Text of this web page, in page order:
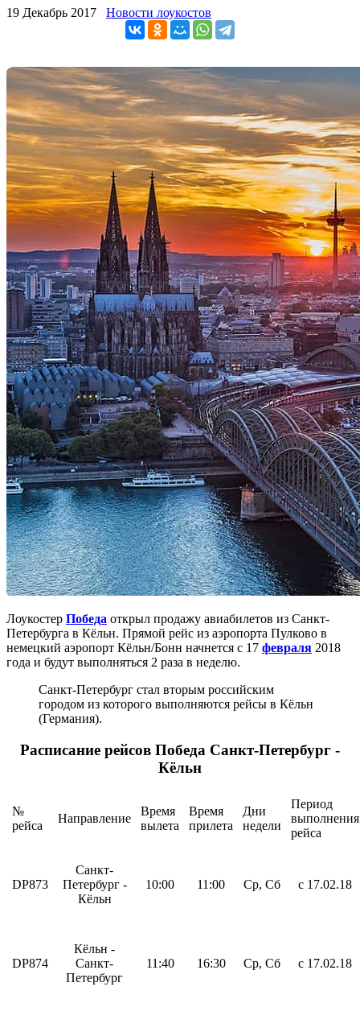
19 Декабрь 2017 Новости лоукостов
Лоукостер Победа открыл продажу авиабилетов из Санкт-
Петербурга в Кёльн. Прямой рейс из аэропорта Пулково в
немецкий аэропорт Кёльн/Бонн начнется с 17 февраля 2018
года и будут выполняться 2 раза в неделю.
Санкт-Петербург стал вторым российским
городом из которого выполняются рейсы в Кёльн
(Германия).
Расписание рейсов Победа Санкт-Петербург -
Кёльн
№
рейса
Направление
Время
вылета
Время
прилета
Дни
недели
Период
выполнения
рейса
DP873
Санкт-
Петербург -
Кёльн
10:00 11:00 Ср, Сб с 17.02.18
DP874
Кёльн -
Санкт-
Петербург
11:40 16:30 Ср, Сб с 17.02.18